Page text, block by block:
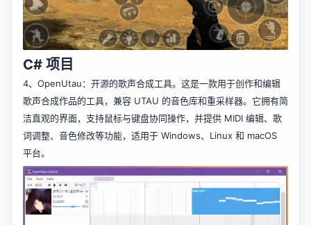
C# 项目
4、 OpenUtau：开源的歌声合成工具。这是一款用于创作和编辑
歌声合成作品的工具，兼容 UTAU 的音色库和重采样器。它拥有简
洁直观的界面，支持鼠标与键盘协同操作，并提供 MIDI 编辑、歌
词调整、音色修改等功能，适用于 Windows、Linux 和 macOS
平台。